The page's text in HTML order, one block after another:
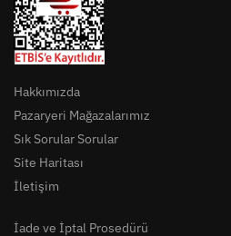
Hakkımızda
Pazaryeri Mağazalarımız
Sık Sorular Sorular
Site Haritası
İletişim
İade ve İptal Prosedürü